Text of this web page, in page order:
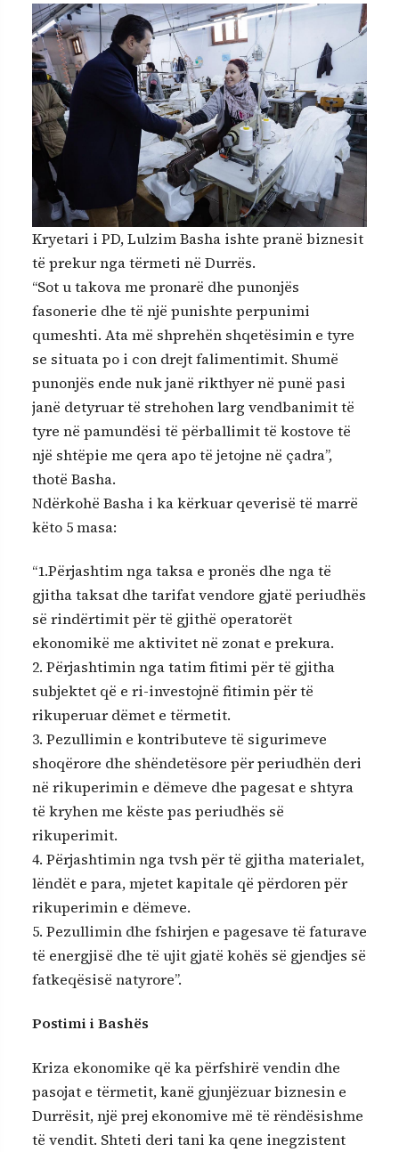
Kryetari i PD, Lulzim Basha ishte pranë biznesit
të prekur nga tërmeti në Durrës.
“Sot u takova me pronarë dhe punonjës
fasonerie dhe të një punishte perpunimi
qumeshti. Ata më shprehën shqetësimin e tyre
se situata po i con drejt falimentimit. Shumë
punonjës ende nuk janë rikthyer në punë pasi
janë detyruar të strehohen larg vendbanimit të
tyre në pamundësi të përballimit të kostove të
një shtëpie me qera apo të jetojne në çadra”,
thotë Basha.
Ndërkohë Basha i ka kërkuar qeverisë të marrë
këto 5 masa:
“1.Përjashtim nga taksa e pronës dhe nga të
gjitha taksat dhe tarifat vendore gjatë periudhës
së rindërtimit për të gjithë operatorët
ekonomikë me aktivitet në zonat e prekura.
2. Përjashtimin nga tatim fitimi për të gjitha
subjektet që e ri-investojnë fitimin për të
rikuperuar dëmet e tërmetit.
3. Pezullimin e kontributeve të sigurimeve
shoqërore dhe shëndetësore për periudhën deri
në rikuperimin e dëmeve dhe pagesat e shtyra
të kryhen me këste pas periudhës së
rikuperimit.
4. Përjashtimin nga tvsh për të gjitha materialet,
lëndët e para, mjetet kapitale që përdoren për
rikuperimin e dëmeve.
5. Pezullimin dhe fshirjen e pagesave të faturave
të energjisë dhe të ujit gjatë kohës së gjendjes së
fatkeqësisë natyrore”.
Postimi i Bashës
Kriza ekonomike që ka përfshirë vendin dhe
pasojat e tërmetit, kanë gjunjëzuar biznesin e
Durrësit, një prej ekonomive më të rëndësishme
të vendit. Shteti deri tani ka qene inegzistent